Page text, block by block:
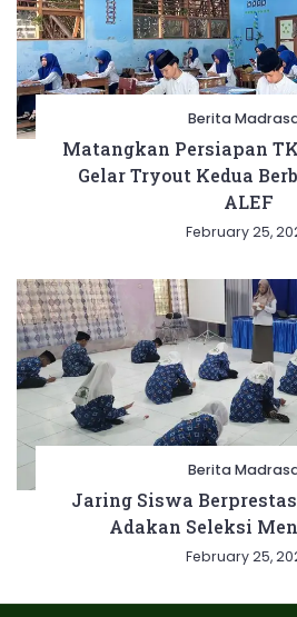
Berita
Matangkan Persiapan
Gelar Tryout Kedua
ALEF
February 25,
Berita
Jaring Siswa
Adakan Seleksi
February 25,